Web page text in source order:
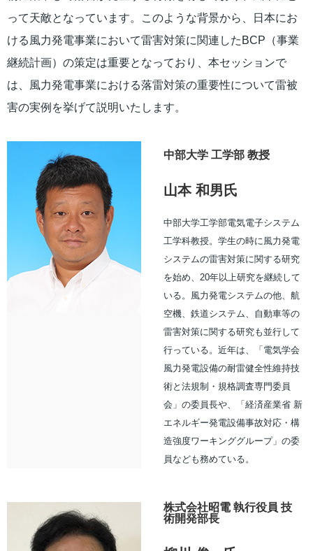
って天敵となっています。このような背景から、日本にお
ける風力発電事業において雷害対策に関連したBCP（事業
継続計画）の策定は重要となっており、本セッションで
は、風力発電事業における落雷対策の重要性について雷被
害の実例を挙げて説明いたします。
中部大学 工学部 教授
山本 和男氏
中部大学工学部電気電子システム
工学科教授。学生の時に風力発電
システムの雷害対策に関する研究
を始め、20年以上研究を継続して
いる。風力発電システムの他、航
空機、鉄道システム、自動車等の
雷害対策に関する研究も並行して
行っている。近年は、「電気学会
風力発電設備の耐雷健全性維持技
術と法規制・規格調査専門委員
会」の委員長や、「経済産業省 新
エネルギー発電設備事故対応・構
造強度ワーキンググループ」の委
員なども務めている。
株式会社昭電 執行役員 技
術開発部長